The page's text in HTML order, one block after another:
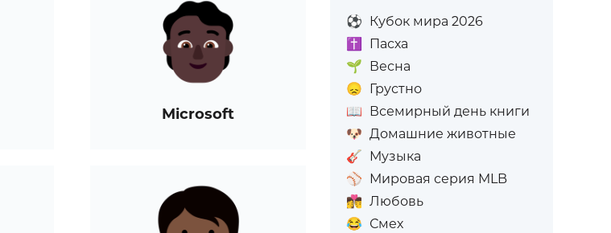
Microsoft
⚽ Кубок мира 2026
✝️
Пасха
🌱 Весна
😞 Грустно
📖 Всемирный день книги
🐶 Домашние животные
🎸 Музыка
⚾ Мировая серия MLB
👩‍❤️‍💋‍👨 Любовь
😂 Смех